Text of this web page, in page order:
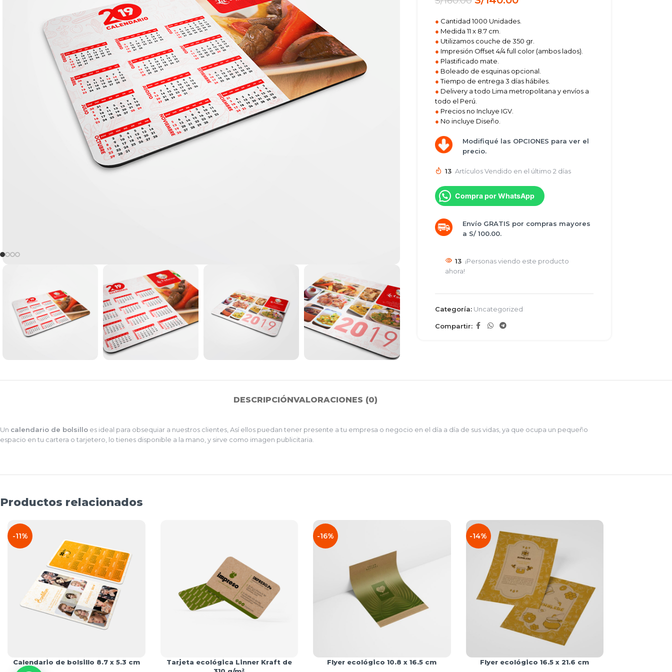
● Cantidad 1000 Unidades.
● Medida 11 x 8.7 cm.
● Utilizamos couche de 350 gr.
● Impresión Offset 4/4 full color (ambos lados).
● Plastificado mate.
● Boleado de esquinas opcional.
●Tiempo de entrega 3 días hábiles.
● Delivery a todo Lima metropolitana y envíos a
todo el Perú.
● Precios no Incluye IGV.
● No incluye Diseño.
Modifiqué las OPCIONES para ver el
precio.
13 Artículos Vendido en el último 2 días
Compra por WhatsApp
Envío GRATIS por compras mayores
a S/ 100.00.
13 ¡Personas viendo este producto
ahora!
Categoría: Uncategorized
Compartir:
DESCRIPCIÓNVALORACIONES (0)
Un calendario de bolsillo es ideal para obsequiar a nuestros clientes, Así ellos puedan tener presente a tu empresa o negocio en el día a día de sus vidas, ya que ocupa un pequeño
espacio en tu cartera o tarjetero, lo tienes disponible a la mano, y sirve como imagen publicitaria.
Productos relacionados
-11%
Calendario de bolsillo 8.7 x 5.3 cm
Tarjeta ecológica Linner Kraft de
-16%
Flyer ecológico 10.8 x 16.5 cm
-14%
Flyer ecológico 16.5 x 21.6 cm